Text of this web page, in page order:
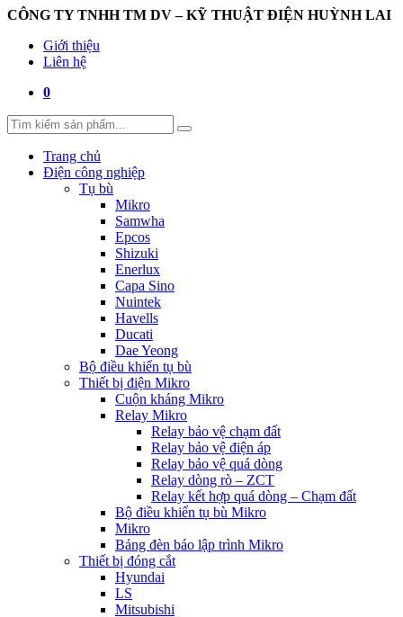
CÔNG TY TNHH TM DV – KỸ THUẬT ĐIỆN HUỲNH LAI
Giới thiệu
Liên hệ
0
Trang chủ
Điện công nghiệp
Tụ bù
Mikro
Samwha
Epcos
Shizuki
Enerlux
Capa Sino
Nuintek
Havells
Ducati
Dae Yeong
Bộ điều khiển tụ bù
Thiết bị điện Mikro
Cuộn kháng Mikro
Relay Mikro
Relay bảo vệ chạm đất
Relay bảo vệ điện áp
Relay bảo vệ quá dòng
Relay dòng rò – ZCT
Relay kết hợp quá dòng – Chạm đất
Bộ điều khiển tụ bù Mikro
Mikro
Bảng đèn báo lập trình Mikro
Thiết bị đóng cắt
Hyundai
LS
Mitsubishi